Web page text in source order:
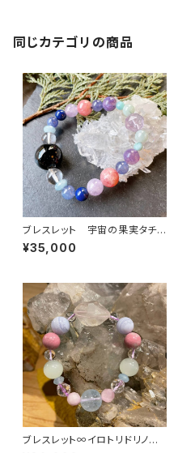
同じカテゴリの商品
ブレスレット 宇宙の果実タチと
アソボウ
¥35,000
ブレスレット∞イロトリドリノ天